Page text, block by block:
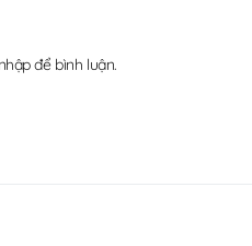
để bình luận.